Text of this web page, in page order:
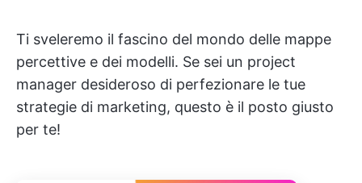
Ti sveleremo il fascino del mondo delle mappe
percettive e dei modelli. Se sei un project
manager desideroso di perfezionare le tue
strategie di marketing, questo è il posto giusto
per te!